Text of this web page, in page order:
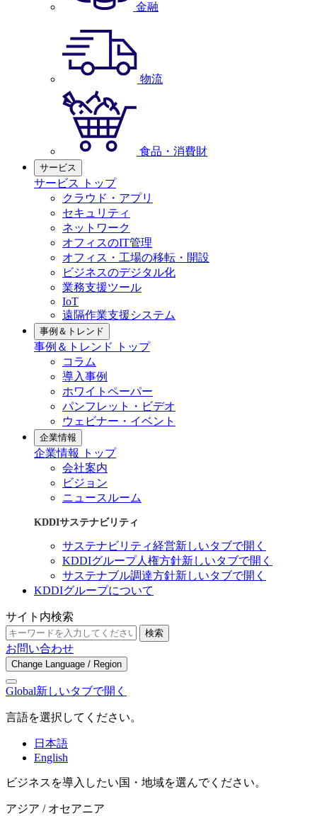
金融
物流
食品・消費財
サービス
サービス トップ
クラウド・アプリ
セキュリティ
ネットワーク
オフィスのIT管理
オフィス・工場の移転・開設
ビジネスのデジタル化
業務支援ツール
IoT
遠隔作業支援システム
事例＆トレンド
事例＆トレンド トップ
コラム
導入事例
ホワイトペーパー
パンフレット・ビデオ
ウェビナー・イベント
企業情報
企業情報 トップ
会社案内
ビジョン
ニュースルーム
KDDIサステナビリティ
サステナビリティ経営新しいタブで開く
KDDIグループ人権方針新しいタブで開く
サステナブル調達方針新しいタブで開く
KDDIグループについて
サイト内検索
検索
お問い合わせ
Change Language / Region
Global新しいタブで開く
言語を選択してください。
日本語
English
ビジネスを導入したい国・地域を選んでください。
アジア / オセアニア